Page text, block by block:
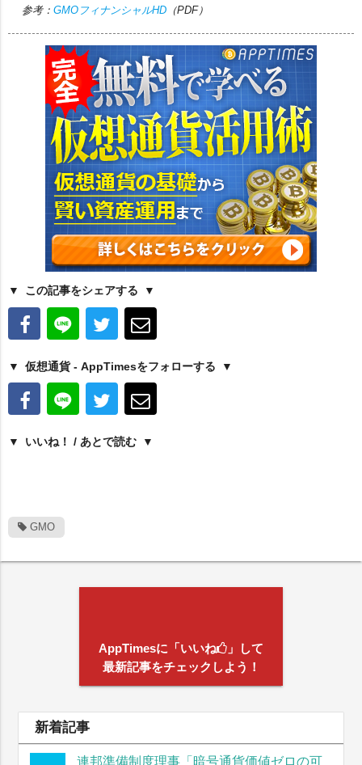
参考： GMOフィナンシャルHD（PDF）
この記事をシェアする
仮想通貨 - AppTimesをフォローする
いいね！ / あとで読む
GMO
AppTimesに「いいね
」して
最新記事をチェックしよう！
新着記事
連邦準備制度理事「暗号通貨価値ゼロの可